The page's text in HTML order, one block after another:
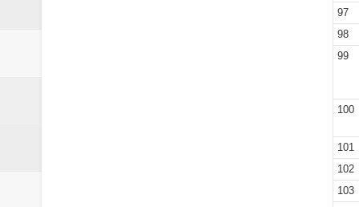
97
98
99
100
101
102
103